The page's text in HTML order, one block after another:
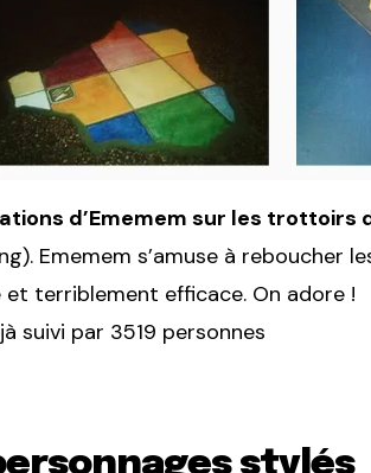
d’Ememem sur les trottoirs
Ememem s’amuse à reboucher
et terriblement efficace. On adore !
suivi par 3519 personnes
stylés